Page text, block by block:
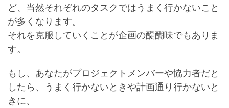
ど、当然それぞれのタスクではうまく行かないこと
が多くなります。
それを克服していくことが企画の醍醐味でもありま
す。
もし、あなたがプロジェクトメンバーや協力者だと
したら、うまく行かないときや計画通り行かないと
きに、